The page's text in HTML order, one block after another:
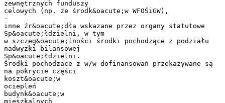
zewnętrznych funduszy
celowych (np. ze środk&oacute;w WFOŚiGW),
-
inne źr&oacute;dła wskazane przez organy statutowe
Sp&oacute;łdzielni, w tym
w szczeg&oacute;lności środki pochodzące z podziału
nadwyżki bilansowej
Sp&oacute;łdzielni.
Środki pochodzące z w/w dofinansowań przekazywane są
na pokrycie części
koszt&oacute;w
ociepleń
budynk&oacute;w
mieszkalnych